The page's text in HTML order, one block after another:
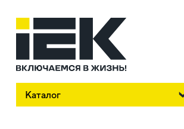
Каталог